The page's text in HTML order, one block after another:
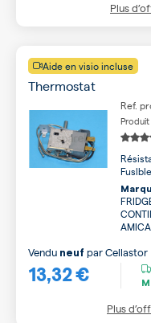
Plus
Aide en visio incluse
Thermostat
Ref.
Produit
13,32 €
Vendu neuf parCellastor
Plus